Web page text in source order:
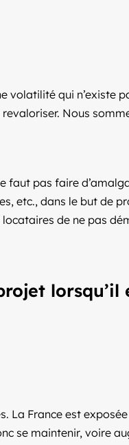
volatilité qui n’existe
Nous
faut pas faire
etc., dans le but de
de ne pas
lorsqu’il
La France est
se maintenir, voire